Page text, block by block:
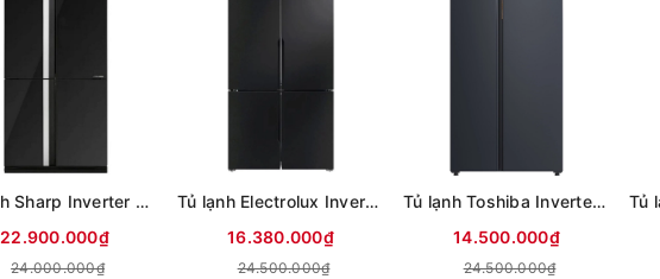
Tủ lạnh Sharp Inverter 611 lít Multi Door SJ-FXPI700VG-BK
22.900.000₫
24.000.000₫
Tủ lạnh Electrolux Inverter 564 lít Multi Door EQE5700B-B
16.380.000₫
24.500.000₫
Tủ lạnh Toshiba Inverter 711 lít Side By Side GR-RS910WI-PMV(06)-MG (Mới 2025)
14.500.000₫
24.500.000₫